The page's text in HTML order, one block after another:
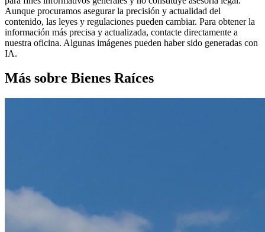
Aunque procuramos asegurar la precisión y actualidad del
contenido, las leyes y regulaciones pueden cambiar. Para obtener la
información más precisa y actualizada, contacte directamente a
nuestra oficina. Algunas imágenes pueden haber sido generadas con
IA.
Más sobre Bienes Raíces